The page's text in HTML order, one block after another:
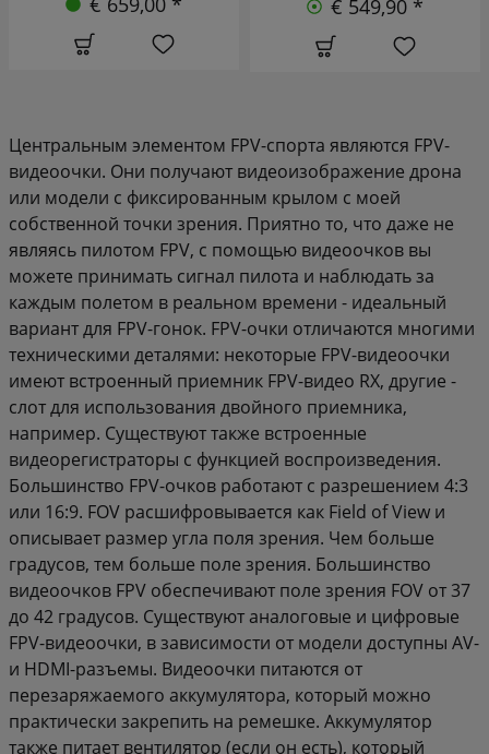
€ 549,90 *
Центральным элементом FPV-спорта являются FPV-
видеоочки. Они получают видеоизображение дрона
или модели с фиксированным крылом с моей
собственной точки зрения. Приятно то, что даже не
являясь пилотом FPV, с помощью видеоочков вы
можете принимать сигнал пилота и наблюдать за
каждым полетом в реальном времени - идеальный
вариант для FPV-гонок. FPV-очки отличаются многими
техническими деталями: некоторые FPV-видеоочки
имеют встроенный приемник FPV-видео RX, другие -
слот для использования двойного приемника,
например. Существуют также встроенные
видеорегистраторы с функцией воспроизведения.
Большинство FPV-очков работают с разрешением 4:3
или 16:9. FOV расшифровывается как Field of View и
описывает размер угла поля зрения. Чем больше
градусов, тем больше поле зрения. Большинство
видеоочков FPV обеспечивают поле зрения FOV от 37
до 42 градусов. Существуют аналоговые и цифровые
FPV-видеоочки, в зависимости от модели доступны AV-
и HDMI-разъемы. Видеоочки питаются от
перезаряжаемого аккумулятора, который можно
практически закрепить на ремешке. Аккумулятор
также питает вентилятор (если он есть), который